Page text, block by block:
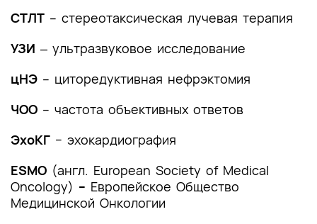
и другие оценочные инструменты состояния
рекомендациях
СТЛТ – стереотаксическая лучевая терапия
УЗИ ‒ ультразвуковое исследование
цНЭ – циторедуктивная нефрэктомия
ЧОО – частота объективных ответов
ЭхоКГ − эхокардиография
ESMO (англ. European Society of Medical
Oncology) – Европейское Общество
Медицинской Онкологии